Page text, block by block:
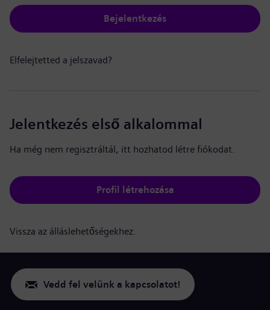
Bejelentkezés
Elfelejtetted a jelszavad?
Jelentkezés első alkalommal
Ha még nem regisztráltál, itt hozhatod létre fiókodat.
Profil létrehozása
Vissza az álláslehetőségekhez.
Vedd fel velünk a kapcsolatot!